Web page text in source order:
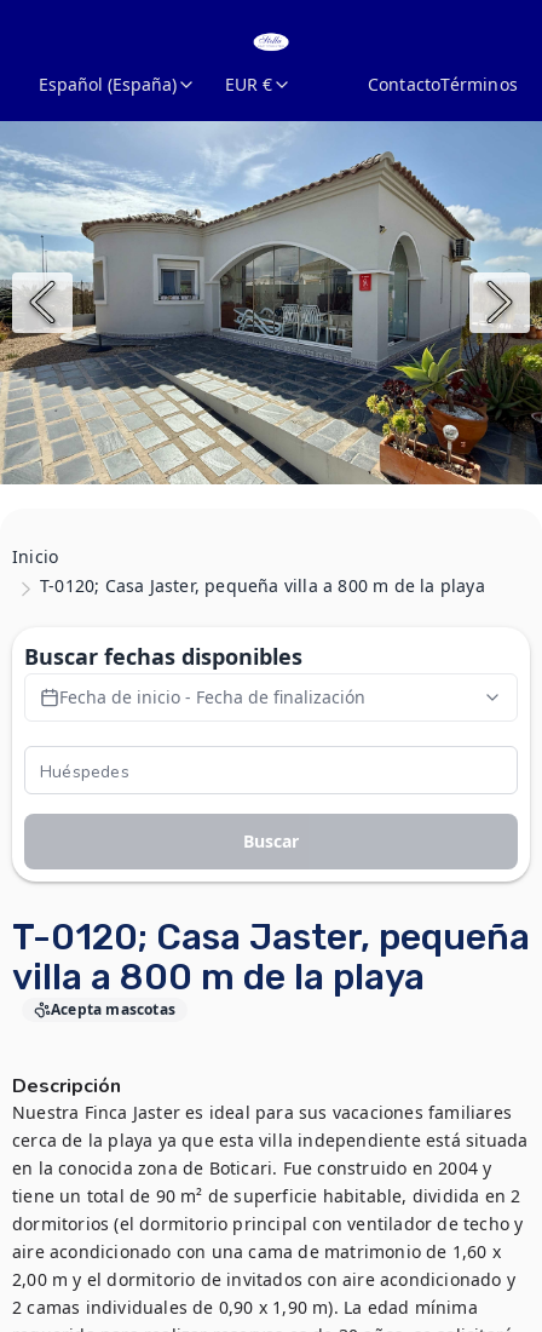
Español (España) EUR € ContactoTérminos
Inicio
T-0120; Casa Jaster, pequeña villa a 800 m de la playa
T-0120; Casa Jaster, pequeña
villa a 800 m de la playa
Acepta mascotas
Descripción
Nuestra Finca Jaster es ideal para sus vacaciones familiares
cerca de la playa ya que esta villa independiente está situada
en la conocida zona de Boticari. Fue construido en 2004 y
tiene un total de 90 m² de superficie habitable, dividida en 2
dormitorios (el dormitorio principal con ventilador de techo y
aire acondicionado con una cama de matrimonio de 1,60 x
2,00 m y el dormitorio de invitados con aire acondicionado y
2 camas individuales de 0,90 x 1,90 m). La edad mínima
Buscar fechas disponibles
Fecha de inicio - Fecha de finalización
Buscar